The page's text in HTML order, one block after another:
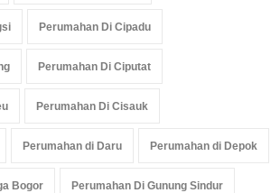
Perumahan Di Cipadu
Perumahan Di Ciputat
Perumahan Di Cisauk
Perumahan di Daru Perumahan di Depok
Bogor Perumahan Di Gunung Sindur